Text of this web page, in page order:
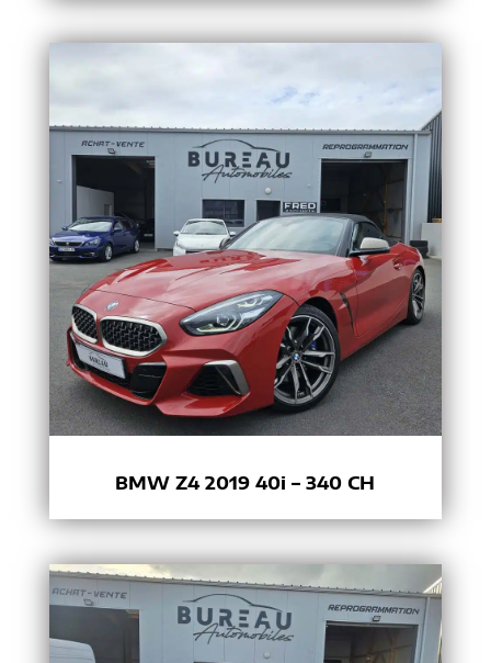
BMW Z4 2019 40i – 340 CH